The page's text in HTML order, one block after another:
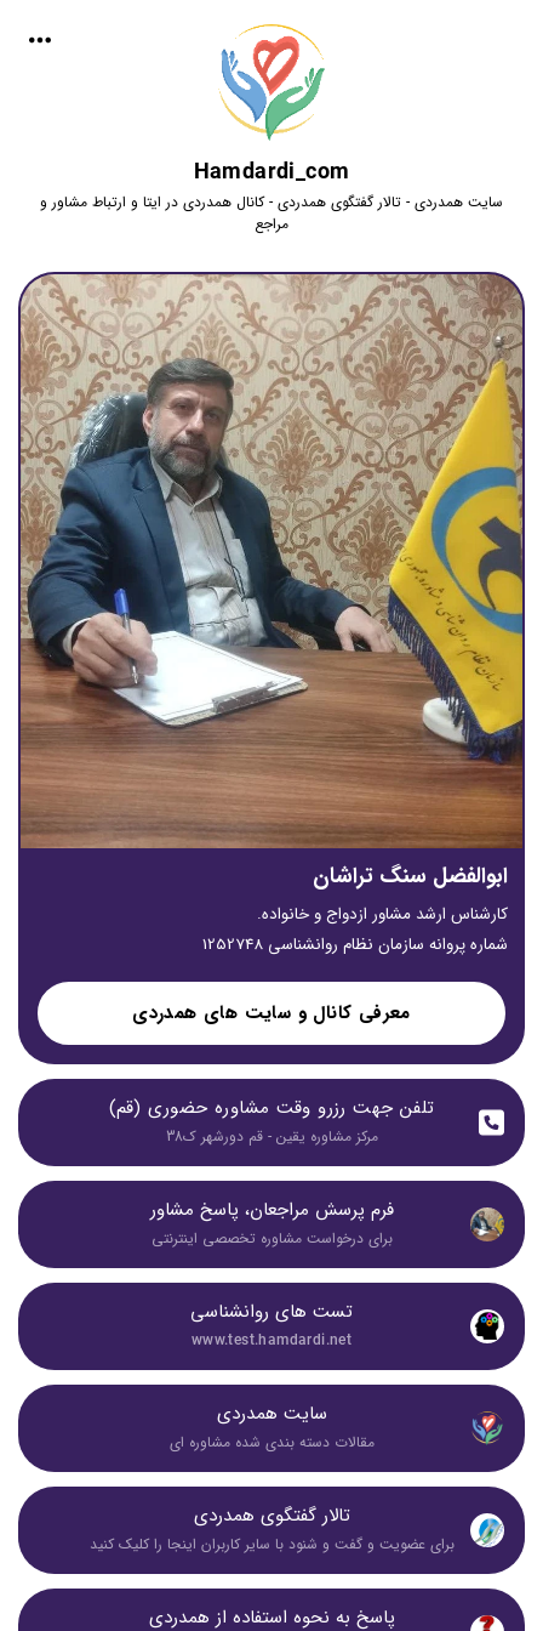
Hamdardi_com
سایت همدردی - تالار گفتگوی همدردی - کانال همدردی در ایتا و ارتباط مشاور و
مراجع
ابوالفضل سنگ تراشان
کارشناس ارشد مشاور ازدواج و خانواده.
شماره پروانه سازمان نظام روانشناسی 1252748
معرفی کانال و سایت های همدردی
تلفن جهت رزرو وقت مشاوره حضوری (قم)
مرکز مشاوره یقین - قم دورشهر ک38
فرم پرسش مراجعان، پاسخ مشاور
برای درخواست مشاوره تخصصی اینترنتی
تست های روانشناسی
www.test.hamdardi.net
سایت همدردی
مقالات دسته بندی شده مشاوره ای
تالار گفتگوی همدردی
برای عضویت و گفت و شنود با سایر کاربران اینجا را کلیک کنید
پاسخ به نحوه استفاده از همدردی